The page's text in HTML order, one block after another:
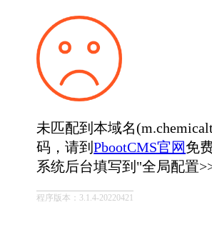
未匹配到本域名
码，请到PbootCMS官网免
系统后台填写到"全局配置
程序版本：3.1.4-20220421